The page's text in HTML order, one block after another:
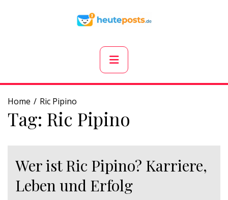
Primary
Menu
Home Ric Pipino
Tag: Ric Pipino
Wer ist Ric Pipino? Karriere,
Leben und Erfolg